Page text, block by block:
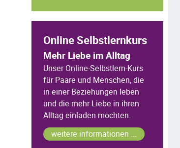
Online Selbstlernkurs
Mehr Liebe im Alltag
Unser Online-Selbstlern-Kurs
für Paare und Menschen, die
in einer Beziehungen leben
und die mehr Liebe in ihren
Alltag einladen möchten.
weitere informationen ...